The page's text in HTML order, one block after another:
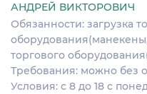
АНДРЕЙ ВИКТОРОВИЧ
Обязанности: загрузка
торгового
Требования: можно без
Условия: с 8 до 18 с